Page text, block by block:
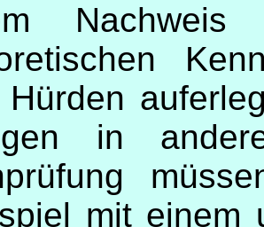
Nachweis
Hürden
in
mit einem